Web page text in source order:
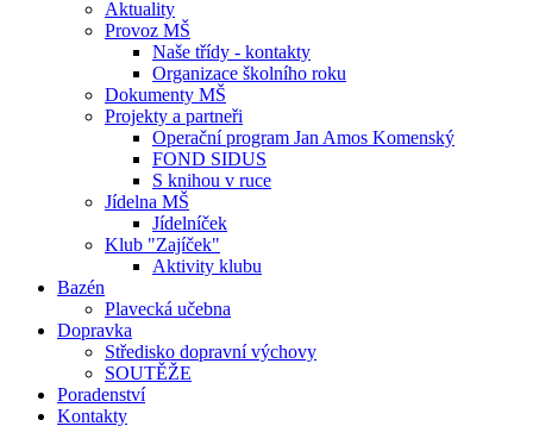
Aktuality
Provoz MŠ
Naše třídy - kontakty
Organizace školního roku
Dokumenty MŠ
Projekty a partneři
Operační program Jan Amos Komenský
FOND SIDUS
S knihou v ruce
Jídelna MŠ
Jídelníček
Klub "Zajíček"
Aktivity klubu
Bazén
Plavecká učebna
Dopravka
Středisko dopravní výchovy
SOUTĚŽE
Poradenství
Kontakty